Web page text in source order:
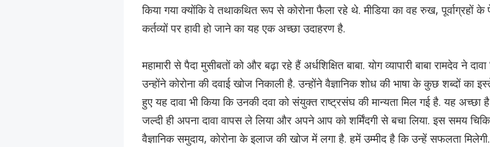
किया गया क्योंकि वे तथाकथित रूप से कोरोना फैला रहे थे. मीडिया का वह रुख, पूर्वाग्रहों के
कर्तव्यों पर हावी हो जाने का यह एक अच्छा उदाहरण है.
महामारी से पैदा मुसीबतों को और बढ़ा रहे हैं अर्धशिक्षित बाबा. योग व्यापारी बाबा रामदेव ने
उन्होंने कोरोना की दवाई खोज निकाली है. उन्होंने वैज्ञानिक शोध की भाषा के कुछ शब्दों का
हुए यह दावा भी किया कि उनकी दवा को संयुक्त राष्ट्रसंघ की मान्यता मिल गई है. यह अच्छा
जल्दी ही अपना दावा वापस ले लिया और अपने आप को शर्मिंदगी से बचा लिया. इस समय
वैज्ञानिक समुदाय, कोरोना के इलाज की खोज में लगा है. हमें उम्मीद है कि उन्हें सफलता मिलेगी.